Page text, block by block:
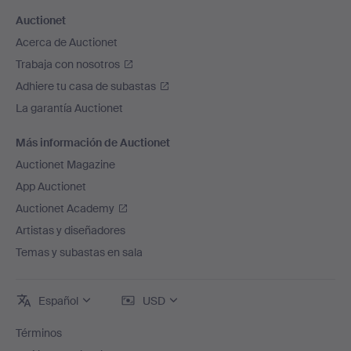
Auctionet
Acerca de Auctionet
Trabaja con nosotros
Adhiere tu casa de subastas
La garantía Auctionet
Más información de Auctionet
Auctionet Magazine
App Auctionet
Auctionet Academy
Artistas y diseñadores
Temas y subastas en sala
Español USD
Términos